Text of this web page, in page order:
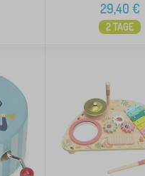
29,40 €
2 TAGE